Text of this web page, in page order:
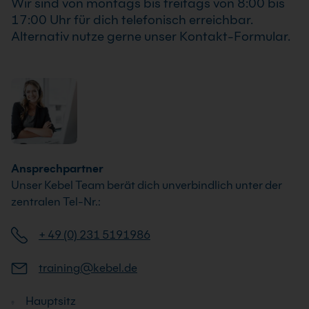
17:00 Uhr für dich telefonisch erreichbar.
Alternativ nutze gerne unser Kontakt-Formular.
Ansprechpartner
Unser Kebel Team berät dich unverbindlich unter der
zentralen Tel-Nr.:
+ 49 (0) 231 5191986
training@kebel.de
Hauptsitz